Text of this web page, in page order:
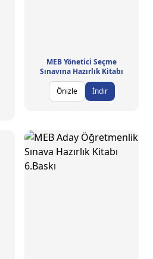
MEB Yönetici Seçme
Sınavına Hazırlık Kitabı
Önizle
İndir